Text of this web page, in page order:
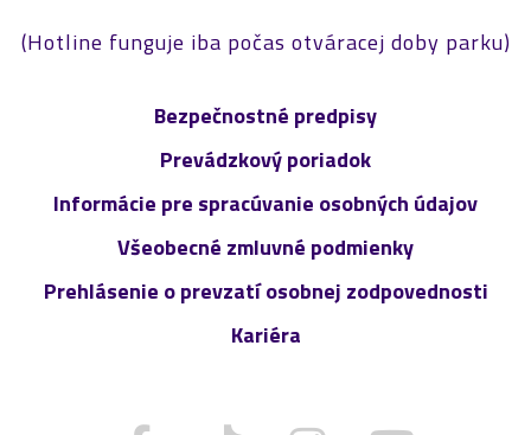
(Hotline funguje iba počas otváracej doby parku)
Bezpečnostné predpisy
Prevádzkový poriadok
Informácie pre spracúvanie osobných údajov
Všeobecné zmluvné podmienky
Prehlásenie o prevzatí osobnej zodpovednosti
Kariéra